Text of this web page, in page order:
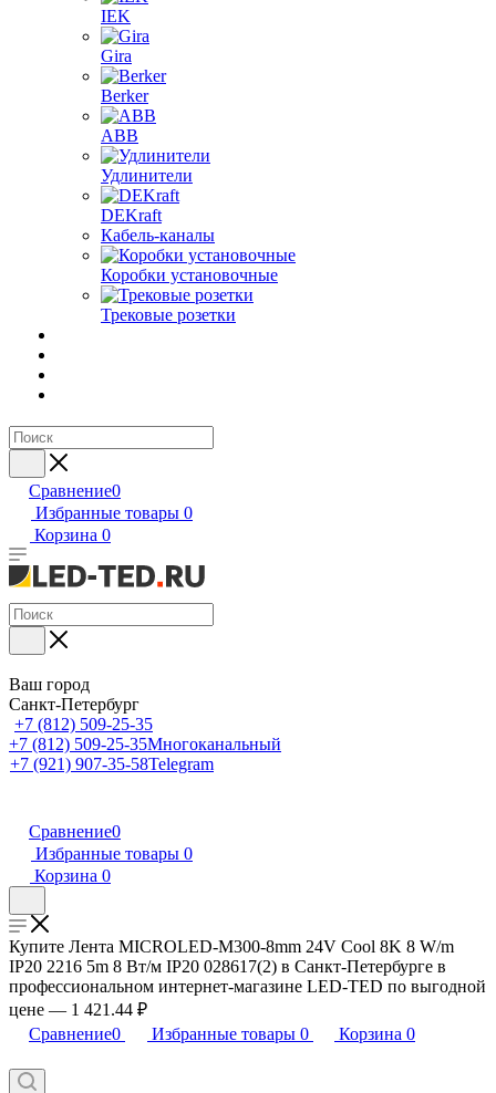
IEK
Gira
Berker
ABB
Удлинители
DEKraft
Кабель-каналы
Коробки установочные
Трековые розетки
Сравнение0
Избранные товары 0
Корзина 0
Ваш город
Санкт-Петербург
+7 (812) 509-25-35
+7 (812) 509-25-35Многоканальный
+7 (921) 907-35-58Telegram
Сравнение0
Избранные товары 0
Корзина 0
Купите Лента MICROLED-M300-8mm 24V Cool 8K 8 W/m
IP20 2216 5m 8 Вт/м IP20 028617(2) в Санкт-Петербурге в
профессиональном интернет-магазине LED-TED по выгодной
цене — 1 421.44 ₽
Сравнение0 Избранные товары 0 Корзина 0